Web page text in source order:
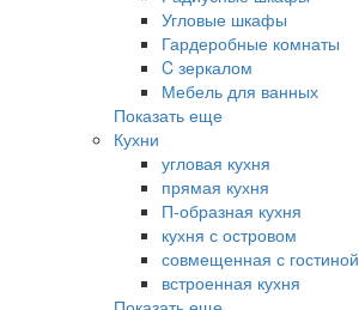
Угловые шкафы
Гардеробные комнаты
C зеркалом
Мебель для ванных
Показать еще
Кухни
угловая кухня
прямая кухня
П-образная кухня
кухня с островом
совмещенная с гостиной
встроенная кухня